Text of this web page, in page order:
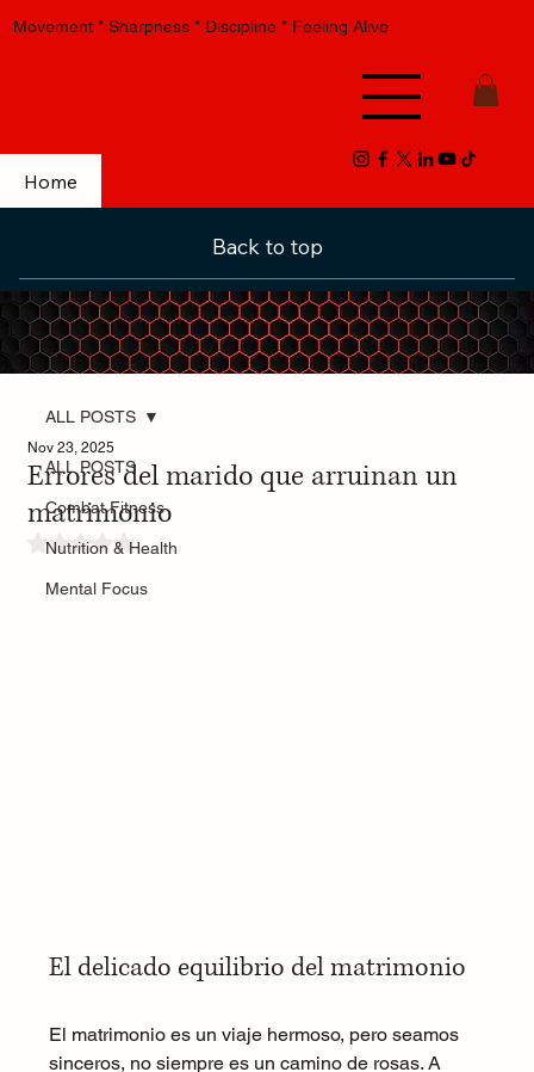
Movement * Sharpness * Discipline * Feeling Alive
Home
ALL POSTS
Combat Fitness
Nutrition & Health
Mental Focus
ALL POSTS
Errores del marido que arruinan un
matrimonio
Nov 23, 2025
Rated NaN out of 5 stars.
El delicado equilibrio del matrimonio
El matrimonio es un viaje hermoso, pero seamos
sinceros, no siempre es un camino de rosas. A
Back to top